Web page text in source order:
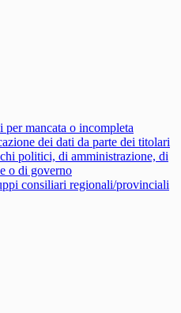
per mancata o incompleta
dei dati da parte dei titolari
politici, di amministrazione, di
o di governo
consiliari regionali/provinciali